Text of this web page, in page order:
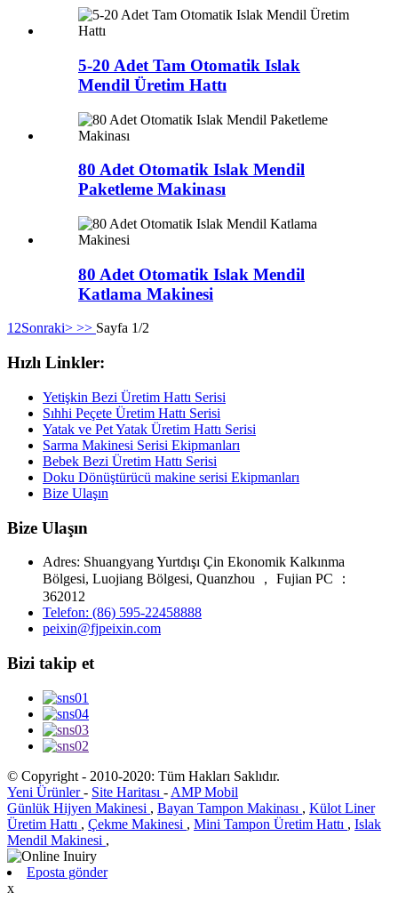
5-20 Adet Tam Otomatik Islak
Mendil Üretim Hattı
80 Adet Otomatik Islak Mendil
Paketleme Makinası
80 Adet Otomatik Islak Mendil
Katlama Makinesi
12Sonraki> >> Sayfa 1/2
Hızlı Linkler:
Yetişkin Bezi Üretim Hattı Serisi
Sıhhi Peçete Üretim Hattı Serisi
Yatak ve Pet Yatak Üretim Hattı Serisi
Sarma Makinesi Serisi Ekipmanları
Bebek Bezi Üretim Hattı Serisi
Doku Dönüştürücü makine serisi Ekipmanları
Bize Ulaşın
Bize Ulaşın
Adres: Shuangyang Yurtdışı Çin Ekonomik Kalkınma
Bölgesi, Luojiang Bölgesi, Quanzhou ， Fujian PC ：
362012
Telefon: (86) 595-22458888
peixin@fjpeixin.com
Bizi takip et
© Copyright - 2010-2020: Tüm Hakları Saklıdır.
Yeni Ürünler- Site Haritası - AMP Mobil
Günlük Hijyen Makinesi , Bayan Tampon Makinası , Külot Liner
Üretim Hattı , Çekme Makinesi , Mini Tampon Üretim Hattı , Islak
Mendil Makinesi ,
Eposta gönder
x